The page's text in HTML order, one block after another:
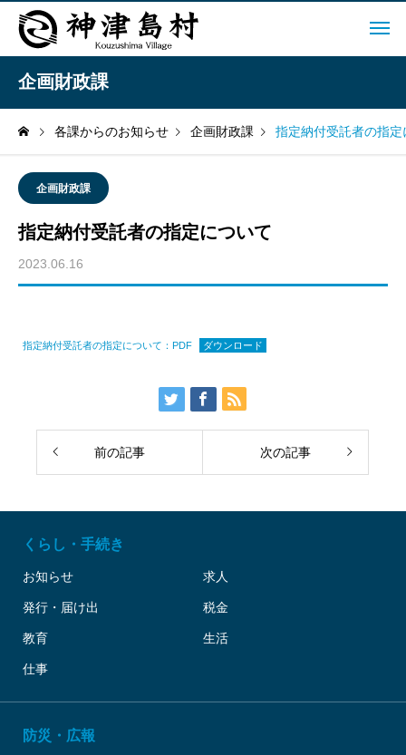
企画財政課
各課からのお知らせ 企画財政課 指定納付受託者の指定
企画財政課
指定納付受託者の指定について
2023.06.16
指定納付受託者の指定について：PDF ダウンロード
前の記事 次の記事
くらし・手続き
お知らせ 求人
発行・届け出 税金
教育 生活
仕事
防災・広報